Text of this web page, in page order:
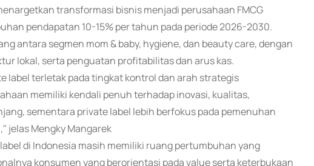
transformasi bisnis menjadi perusahaan FMCG
pendapatan 10-15% per tahun pada periode 2026-2030.
antara segmen mom & baby, hygiene, dan beauty care, dengan
lokal, serta penguatan profitabilitas dan arus kas.
label terletak pada tingkat kontrol dan arah strategis
memiliki kendali penuh terhadap inovasi, kualitas,
sementara private label lebih berfokus pada pemenuhan
jelas Mengky Mangarek
di Indonesia masih memiliki ruang pertumbuhan yang
konsumen yang berorientasi pada value serta keterbukaan